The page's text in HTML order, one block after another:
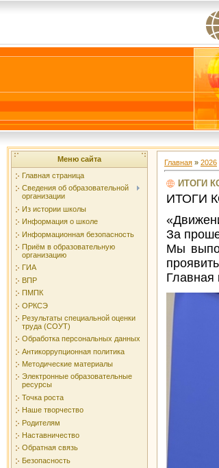
Меню сайта
Главная страница
Сведения об образовательной
организации
Из истории школы
Информация о школе
Информационная безопасность
Приём в образовательную
организацию
ГИА
ВПР
ПМПК
ОРКСЭ
Результаты специальной оценки
труда (СОУТ)
Обработка персональных данных
Антикоррупционная политика
Методические материалы
Электронные образовательные
ресурсы
Точка роста
Наше творчество
Родителям
Наставничество
Обратная связь
Безопасность
Главная » 2026
ИТОГИ
ИТОГИ
За
Мы
Главная